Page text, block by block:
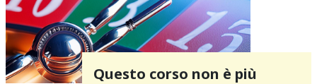
Questo corso non è più